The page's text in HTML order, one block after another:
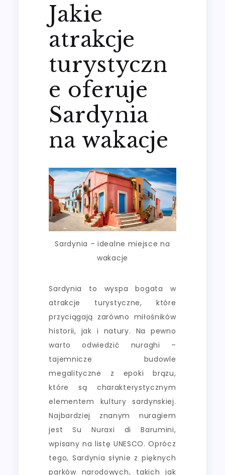
Jakie
atrakcje
turystyczn
e oferuje
Sardynia
na wakacje
Sardynia – idealne miejsce na
wakacje
Sardynia to wyspa bogata w
atrakcje turystyczne, które
przyciągają zarówno miłośników
historii, jak i natury. Na pewno
warto odwiedzić nuraghi –
tajemnicze budowle
megalityczne z epoki brązu,
które są charakterystycznym
elementem kultury sardynskiej.
Najbardziej znanym nuragiem
jest Su Nuraxi di Barumini,
wpisany na listę UNESCO. Oprócz
tego, Sardynia słynie z pięknych
parków narodowych, takich jak